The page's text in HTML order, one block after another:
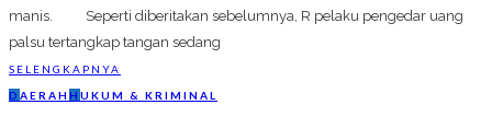
manis. Seperti diberitakan sebelumnya, R pelaku pengedar uang
palsu tertangkap tangan sedang
SELENGKAPNYA
D AERAH H UKUM & KRIMINAL